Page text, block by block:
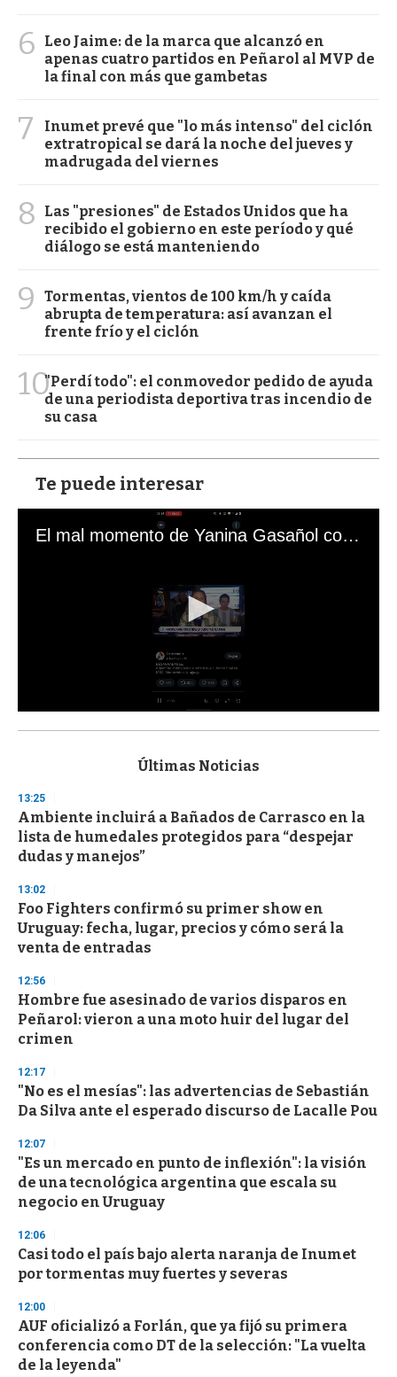
6
Leo Jaime: de la marca que alcanzó en
apenas cuatro partidos en Peñarol al MVP de
la final con más que gambetas
7
Inumet prevé que "lo más intenso" del ciclón
extratropical se dará la noche del jueves y
madrugada del viernes
8
Las "presiones" de Estados Unidos que ha
recibido el gobierno en este período y qué
diálogo se está manteniendo
9
Tormentas, vientos de 100 km/h y caída
abrupta de temperatura: así avanzan el
frente frío y el ciclón
10"Perdí todo": el conmovedor pedido de ayuda
de una periodista deportiva tras incendio de
su casa
Te puede interesar
El mal momento de Yanina Gasañol con un hincha argentino en "Subrayado"
s
d
s
o
f
3
s
e
c
o
n
s
Últimas Noticias
13:25
Ambiente incluirá a Bañados de Carrasco en la
lista de humedales protegidos para “despejar
dudas y manejos”
13:02
Foo Fighters confirmó su primer show en
Uruguay: fecha, lugar, precios y cómo será la
venta de entradas
12:56
Hombre fue asesinado de varios disparos en
Peñarol: vieron a una moto huir del lugar del
crimen
12:17
"No es el mesías": las advertencias de Sebastián
Da Silva ante el esperado discurso de Lacalle Pou
12:07
"Es un mercado en punto de inflexión": la visión
de una tecnológica argentina que escala su
negocio en Uruguay
12:06
Casi todo el país bajo alerta naranja de Inumet
por tormentas muy fuertes y severas
12:00
AUF oficializó a Forlán, que ya fijó su primera
conferencia como DT de la selección: "La vuelta
de la leyenda"